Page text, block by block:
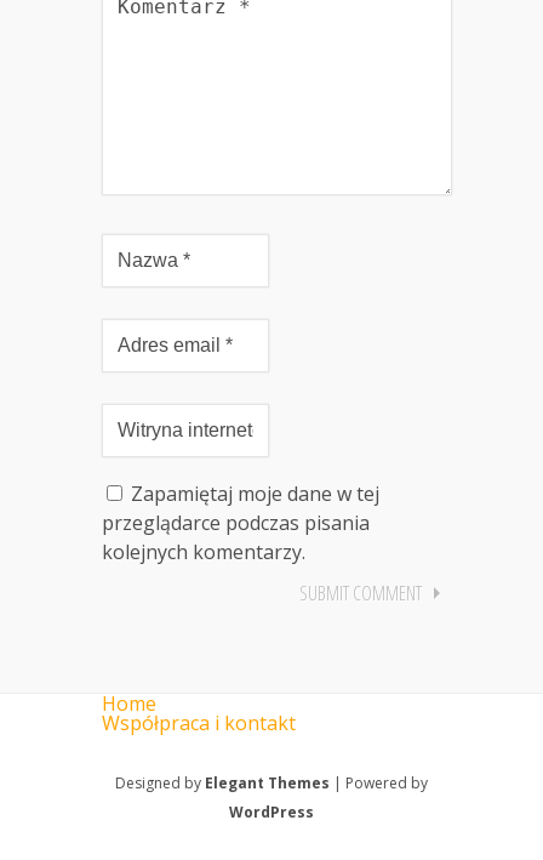
Zapamiętaj moje dane w tej
przeglądarce podczas pisania
kolejnych komentarzy.
Home
Współpraca i kontakt
Designed by Elegant Themes | Powered by
WordPress